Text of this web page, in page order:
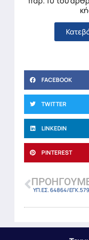
FACEBOOK
TWITTER
LINKEDIN
PINTEREST